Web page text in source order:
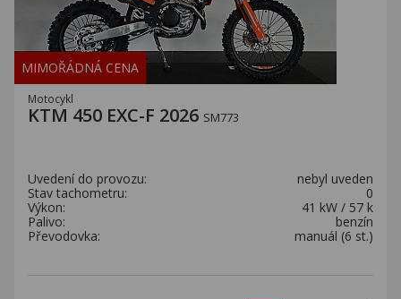
MIMOŘÁDNÁ CENA
Motocykl
KTM 450 EXC-F 2026 SM773
Uvedení do provozu:
nebyl uveden
Stav tachometru:
0
Výkon:
41 kW / 57 k
Palivo:
benzín
Převodovka:
manuál (6 st.)